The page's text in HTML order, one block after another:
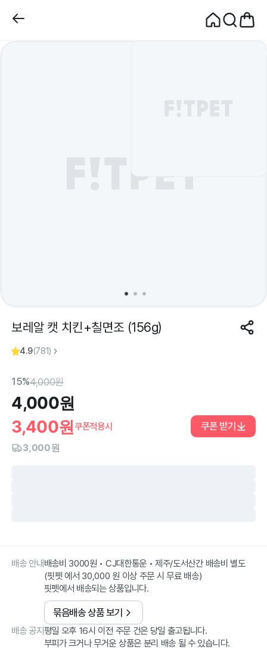
보레알 캣 치킨+칠면조 (156g)
4.9(781)
15%4,000원
4,000원
3,400원쿠폰적용시 쿠폰 받기
3,000원
배송 안내배송비 3000원 • CJ대한통운 • 제주/도서산간 배송비 별도
(핏펫 에서 30,000 원 이상 주문 시 무료 배송)
핏펫에서 배송되는 상품입니다.
묶음배송 상품 보기
배송 공지평일 오후 16시 이전 주문 건은 당일 출고됩니다.
부피가 크거나 무거운 상품은 분리 배송 될 수 있습니다.